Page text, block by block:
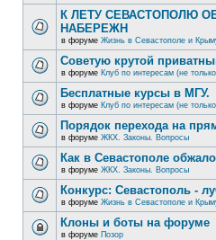
К ЛЕТУ СЕВАСТОПОЛЮ
НАБЕРЕЖН
в форуме Жизнь в Севастополе и
Советую крутой
в форуме Клуб по интересам (не
Бесплатные курсы в МГУ.
в форуме Клуб по интересам (не
Порядок перехода на
в форуме ЖКХ. Законы. Вопросы
Как в Севастополе
в форуме ЖКХ. Законы. Вопросы
Конкурс: Севастополь -
в форуме Жизнь в Севастополе и
Клоны и боты на форуме
в форуме Позор